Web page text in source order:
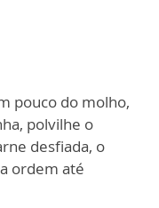
pouco do molho,
polvilhe o
desfiada, o
ordem até